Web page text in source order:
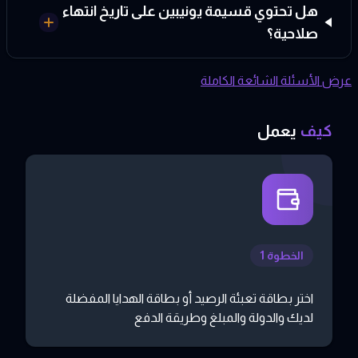
هل تحتوي قسيمة يونيبين على تاريخ انتهاء
صلاحية؟
عرض الأسئلة الشائعة الكاملة
كيف يعمل
الخطوة 1
اختر بطاقة تعبئة الرصيد أو بطاقة الهدايا المفضلة
لديك والدولة والمبلغ وطريقة الدفع